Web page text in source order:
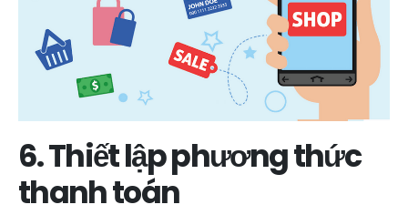
6. Thiết lập phương thức
thanh toán